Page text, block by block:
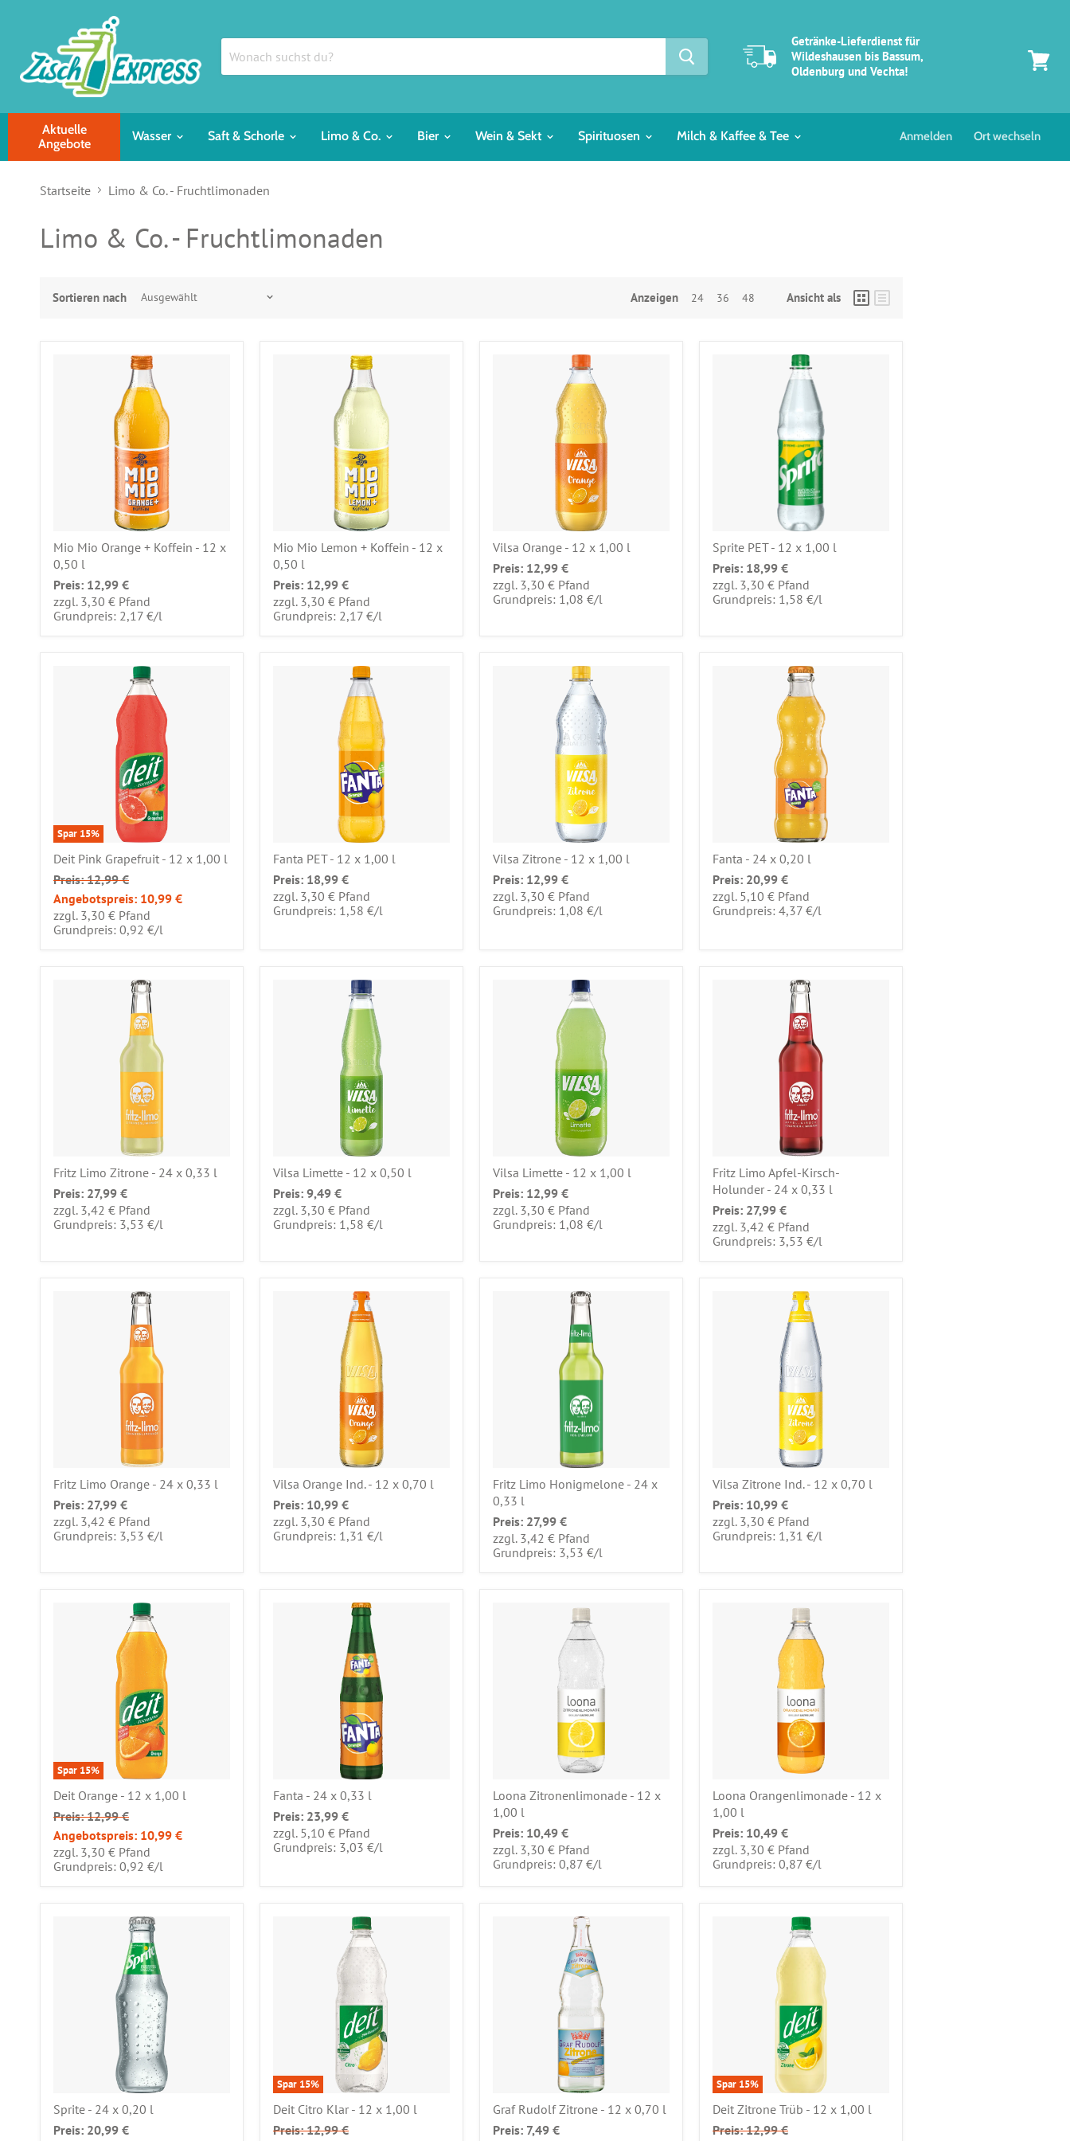
Getränke-Lieferdienst für
Wildeshausen bis Bassum,
Oldenburg und Vechta!
Aktuelle
Angebote
Wasser Saft & Schorle Limo & Co. Bier Wein & Sekt Spirituosen Milch & Kaffee & Tee Anmelden Ort wechseln
Startseite Limo & Co. - Fruchtlimonaden
Limo & Co. - Fruchtlimonaden
Sortieren nach Anzeigen 24 36 48 Ansicht als
Mio Mio Orange + Koffein - 12 x
0,50 l
Preis: 12,99 €
zzgl. 3,30 € Pfand
Grundpreis: 2,17 €/pro
l
Mio Mio Lemon + Koffein - 12 x
0,50 l
Preis: 12,99 €
zzgl. 3,30 € Pfand
Grundpreis: 2,17 €/pro
l
Vilsa Orange - 12 x 1,00 l
Preis: 12,99 €
zzgl. 3,30 € Pfand
Grundpreis: 1,08 €/pro
l
Sprite PET - 12 x 1,00 l
Preis: 18,99 €
zzgl. 3,30 € Pfand
Grundpreis: 1,58 €/pro
l
Spar 15%
Deit Pink Grapefruit - 12 x 1,00 l
Preis: 12,99 €
Angebotspreis: 10,99 €
zzgl. 3,30 € Pfand
Grundpreis: 0,92 €/pro
l
Fanta PET - 12 x 1,00 l
Preis: 18,99 €
zzgl. 3,30 € Pfand
Grundpreis: 1,58 €/pro
l
Vilsa Zitrone - 12 x 1,00 l
Preis: 12,99 €
zzgl. 3,30 € Pfand
Grundpreis: 1,08 €/pro
l
Fanta - 24 x 0,20 l
Preis: 20,99 €
zzgl. 5,10 € Pfand
Grundpreis: 4,37 €/pro
l
Fritz Limo Zitrone - 24 x 0,33 l
Preis: 27,99 €
zzgl. 3,42 € Pfand
Grundpreis: 3,53 €/pro
l
Vilsa Limette - 12 x 0,50 l
Preis: 9,49 €
zzgl. 3,30 € Pfand
Grundpreis: 1,58 €/pro
l
Vilsa Limette - 12 x 1,00 l
Preis: 12,99 €
zzgl. 3,30 € Pfand
Grundpreis: 1,08 €/pro
l
Fritz Limo Apfel-Kirsch-
Holunder - 24 x 0,33 l
Preis: 27,99 €
zzgl. 3,42 € Pfand
Grundpreis: 3,53 €/pro
l
Fritz Limo Orange - 24 x 0,33 l
Preis: 27,99 €
zzgl. 3,42 € Pfand
Grundpreis: 3,53 €/pro
l
Vilsa Orange Ind. - 12 x 0,70 l
Preis: 10,99 €
zzgl. 3,30 € Pfand
Grundpreis: 1,31 €/pro
l
Fritz Limo Honigmelone - 24 x
0,33 l
Preis: 27,99 €
zzgl. 3,42 € Pfand
Grundpreis: 3,53 €/pro
l
Vilsa Zitrone Ind. - 12 x 0,70 l
Preis: 10,99 €
zzgl. 3,30 € Pfand
Grundpreis: 1,31 €/pro
l
Spar 15%
Deit Orange - 12 x 1,00 l
Preis: 12,99 €
Angebotspreis: 10,99 €
zzgl. 3,30 € Pfand
Grundpreis: 0,92 €/pro
l
Fanta - 24 x 0,33 l
Preis: 23,99 €
zzgl. 5,10 € Pfand
Grundpreis: 3,03 €/pro
l
Loona Zitronenlimonade - 12 x
1,00 l
Preis: 10,49 €
zzgl. 3,30 € Pfand
Grundpreis: 0,87 €/pro
l
Loona Orangenlimonade - 12 x
1,00 l
Preis: 10,49 €
zzgl. 3,30 € Pfand
Grundpreis: 0,87 €/pro
l
Sprite - 24 x 0,20 l
Preis: 20,99 €
Spar 15%
Deit Citro Klar - 12 x 1,00 l
Preis: 12,99 €
Graf Rudolf Zitrone - 12 x 0,70 l
Preis: 7,49 €
Spar 15%
Deit Zitrone Trüb - 12 x 1,00 l
Preis: 12,99 €